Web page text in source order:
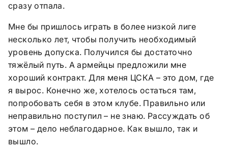
сразу отпала.
Мне бы пришлось играть в более низкой лиге
несколько лет, чтобы получить необходимый
уровень допуска. Получился бы достаточно
тяжёлый путь. А армейцы предложили мне
хороший контракт. Для меня ЦСКА – это дом, где
я вырос. Конечно же, хотелось остаться там,
попробовать себя в этом клубе. Правильно или
неправильно поступил – не знаю. Рассуждать об
этом – дело неблагодарное. Как вышло, так и
вышло.